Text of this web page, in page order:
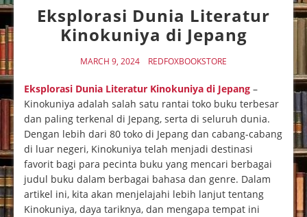
Eksplorasi Dunia Literatur
Kinokuniya di Jepang
MARCH 9, 2024 REDFOXBOOKSTORE
Eksplorasi Dunia Literatur Kinokuniya di Jepang –
Kinokuniya adalah salah satu rantai toko buku terbesar
dan paling terkenal di Jepang, serta di seluruh dunia.
Dengan lebih dari 80 toko di Jepang dan cabang-cabang
di luar negeri, Kinokuniya telah menjadi destinasi
favorit bagi para pecinta buku yang mencari berbagai
judul buku dalam berbagai bahasa dan genre. Dalam
artikel ini, kita akan menjelajahi lebih lanjut tentang
Kinokuniya, daya tariknya, dan mengapa tempat ini